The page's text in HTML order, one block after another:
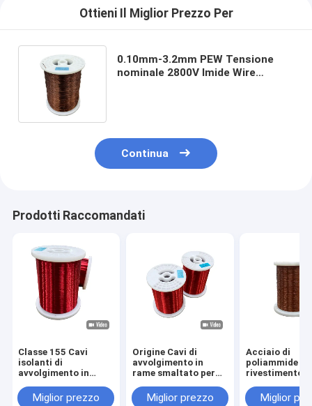
Ottieni Il Miglior Prezzo Per
0.10mm-3.2mm PEW Tensione
nominale 2800V Imide Wire
Continua
Prodotti Raccomandati
Classe 155 Cavi
isolanti di
avvolgimento in
apparecchiature
Miglior prezzo
Origine Cavi di
avvolgimento in
rame smaltato per
2800VMiglior prezzo
Acciaio di
poliammide di
rivestimento
3,2 mm RoHS
Miglior